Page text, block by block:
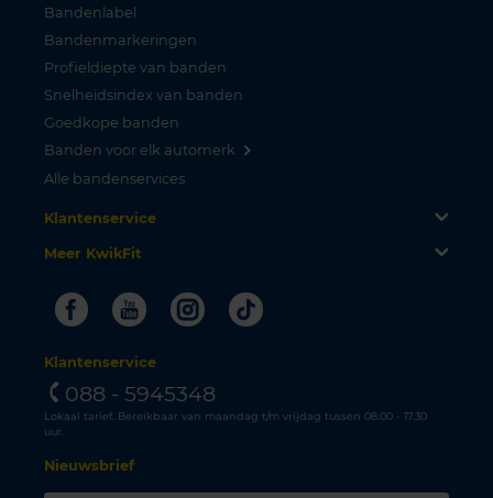
Bandenlabel
Bandenmarkeringen
Profieldiepte van banden
Snelheidsindex van banden
Goedkope banden
Banden voor elk automerk
Alle bandenservices
Klantenservice
Meer KwikFit
FacebookYoutubeInstagram
Tiktok
Klantenservice
088 - 5945348
Lokaal tarief. Bereikbaar van maandag t/m vrijdag tussen 08.00 - 17.30
uur.
Nieuwsbrief